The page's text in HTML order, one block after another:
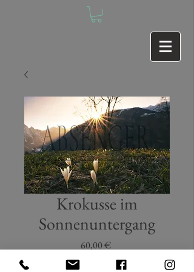
Krokusse im
Sonnenuntergang
60,00 €Preis